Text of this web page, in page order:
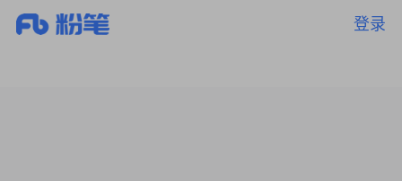
登录